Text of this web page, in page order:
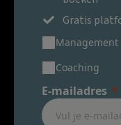
Gratis
Management
Coaching
E-mailadres